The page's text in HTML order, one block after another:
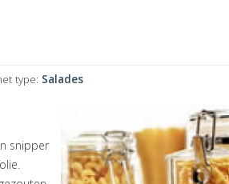
type: Salades
snipper